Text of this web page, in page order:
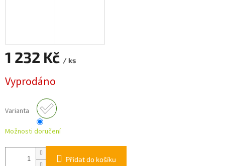
1 232 Kč / ks
cena:
Vyprodáno
Varianta
Možnosti doručení
Přidat do košíku